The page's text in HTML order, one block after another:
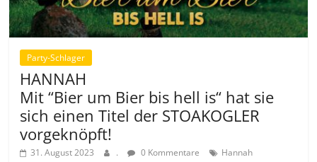
Party-Schlager
HANNAH
Mit “Bier um Bier bis hell is“ hat sie
sich einen Titel der STOAKOGLER
vorgeknöpft!
31. August 2023 . 0 Kommentare Hannah